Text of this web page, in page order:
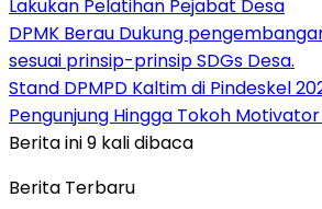
Lakukan Pelatihan Pejabat Desa
DPMK Berau Dukung
sesuai prinsip-prinsip SDGs Desa.
Stand DPMPD Kaltim di Pindeskel
Pengunjung Hingga Tokoh
Berita ini 9 kali dibaca
Berita Terbaru